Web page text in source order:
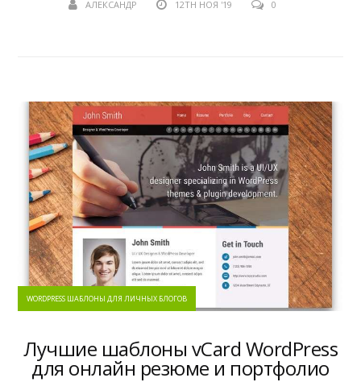
АЛЕКСАНДР 12TH НОЯ '19 0
WORDPRESS ШАБЛОНЫ ДЛЯ ЛИЧНЫХ БЛОГОВ
Лучшие шаблоны vCard WordPress
для онлайн резюме и портфолио